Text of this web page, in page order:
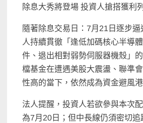
除息大秀將登場 投資人搶搭獲利
隨著除息交易日：7月21日逐步
人持續貫徹「逢低加碼核心半導
件、退出相對弱勢伺服器機殼」
檔基金在遭遇美股大震盪、聯準
性高的當下，依然成為資金避風港
法人提醒，投資人若欲參與本次
為7月20日；但中長線仍須密切追